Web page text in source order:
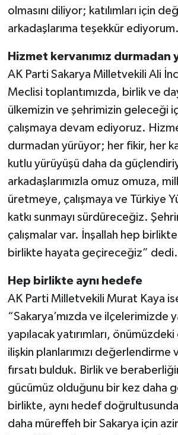
olmasını diliyor; katılımları için
arkadaşlarıma teşekkür ediyorum.
Hizmet kervanımız durmadan
AK Parti Sakarya Milletvekili Ali
Meclisi toplantımızda, birlik ve
ülkemizin ve şehrimizin geleceği
çalışmaya devam ediyoruz.
durmadan yürüyor; her fikir, her
kutlu yürüyüşü daha da
arkadaşlarımızla omuz omuza,
üretmeye, çalışmaya ve Türkiye
katkı sunmayı sürdüreceğiz.
çalışmalar var. İnşallah hep
birlikte hayata geçireceğiz” dedi.
Hep birlikte aynı hedefe
AK Parti Milletvekili Murat Kaya
“Sakarya’mızda ve ilçelerimizde
yapılacak yatırımları,
ilişkin planlarımızı
fırsatı bulduk. Birlik ve
gücümüz olduğunu bir kez daha
birlikte, aynı hedef
daha müreffeh bir Sakarya için